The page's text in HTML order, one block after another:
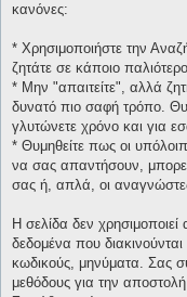
κανόνες:
* Χρησιμοποιήστε την
ζητάτε σε κάποιο
* Μην "απαιτείτε", αλλά
δυνατό πιο σαφή τρόπο.
γλυτώνετε χρόνο και για
* Θυμηθείτε πως οι
να σας απαντήσουν,
σας ή, απλά, οι
Η σελίδα δεν
δεδομένα που
κωδικούς, μηνύματα. Σας
μεθόδους για την